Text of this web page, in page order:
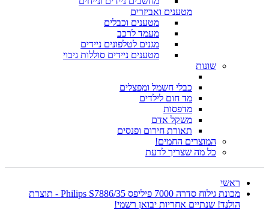
מטענים ואביזרים
מטענים וכבלים
מעמד לרכב
מגנים לטלפונים ניידים
מטענים ניידים סוללות גיבוי
שונות
כבלי חשמל ומפצלים
מד חום לילדים
מדפסות
משקל אדם
תאורת חירום ופנסים
המוצרים החמים!
כל מה שצריך לדעת
ראשי
מכונת גילוח סדרה 7000 פיליפס Philips S7886/35 - תוצרת
הולנד! שנתיים אחריות יבואן רשמי!